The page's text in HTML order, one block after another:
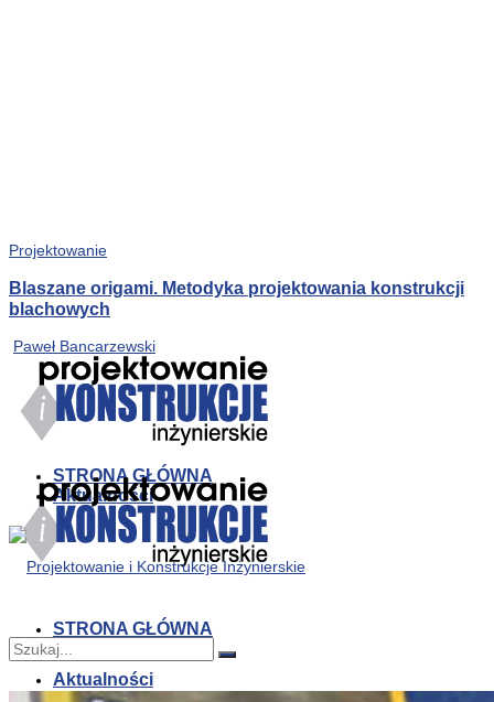
Projektowanie
Blaszane origami. Metodyka projektowania konstrukcji
blachowych
Paweł Bancarzewski
STRONA GŁÓWNA
Aktualności
STRONA GŁÓWNA
Aktualności